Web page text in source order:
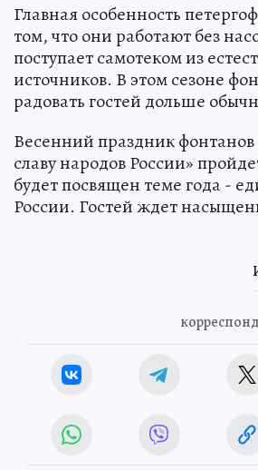
Главная особенность
том, что они работают без
поступает самотеком из
источников. В этом сезоне
радовать гостей дольше
Весенний праздник
славу народов России»
будет посвящен теме года -
России. Гостей ждет